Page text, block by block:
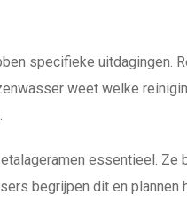
specifieke uitdagingen.
weet welke
essentieel.
begrijpen dit en plannen